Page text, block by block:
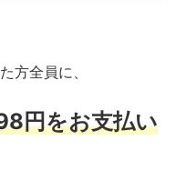
方全員に、
円をお支払い